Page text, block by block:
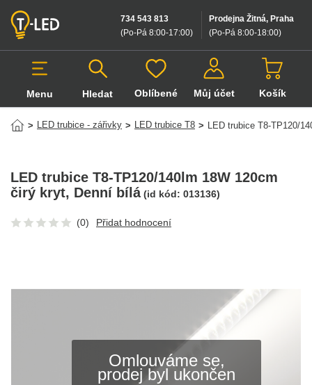
Prodejna Žitná, Praha
(Po-Pá 8:00-18:00)
734 543 813
(Po-Pá 8:00-17:00)
Menu Hledat
Hledat v produktech
Oblíbené Můj účet Košík
> LED trubice - zářivky > LED trubice T8 > LED trubice T8-TP120/
Omlouváme se,
prodej byl ukončen
LED trubice T8-TP120/140lm 18W 120cm
čirý kryt, Denní bílá (id kód: 013136)
(0) Přidat hodnocení